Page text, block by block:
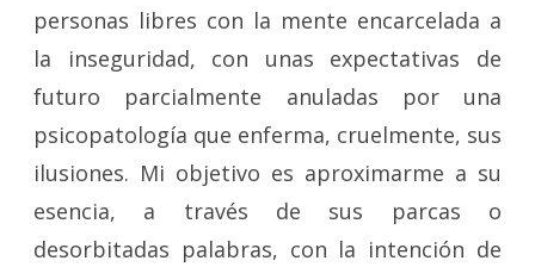
personas libres con la mente encarcelada a
la inseguridad, con unas expectativas de
futuro parcialmente anuladas por una
psicopatología que enferma, cruelmente, sus
ilusiones. Mi objetivo es aproximarme a su
esencia, a través de sus parcas o
desorbitadas palabras, con la intención de